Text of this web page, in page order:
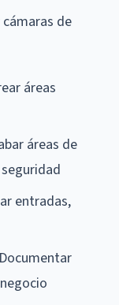
de
áreas
áreas de
entradas,